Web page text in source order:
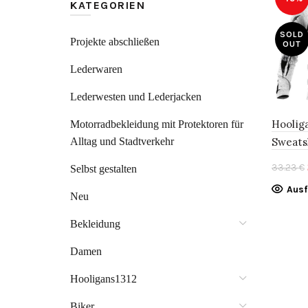
SOLD
OUT
33.23€
KATEGORIEN
Projekte abschließen
Lederwaren
Lederwesten und Lederjacken
Motorradbekleidung mit Protektoren für
Alltag und Stadtverkehr
Selbst gestalten
Neu
Bekleidung
Damen
Hooligans1312